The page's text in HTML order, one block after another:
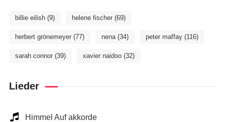
billie eilish(9) helene fischer(69)
herbert grönemeyer(77) nena(34) peter maffay(116)
sarah connor(39) xavier naidoo(32)
Lieder
Himmel Auf akkorde